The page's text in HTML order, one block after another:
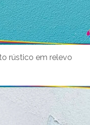
rústico em relevo